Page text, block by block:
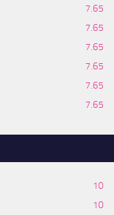
7.65
7.65
7.65
7.65
7.65
7.65
10
10